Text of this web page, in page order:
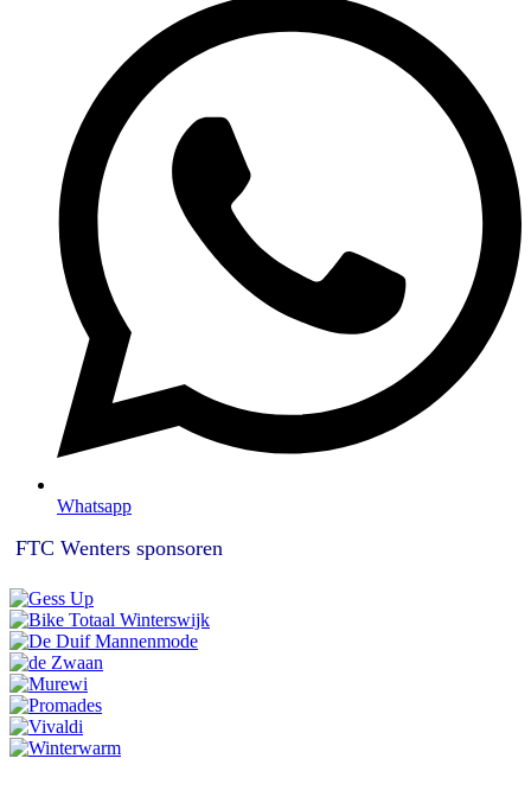
Whatsapp
FTC Wenters sponsoren